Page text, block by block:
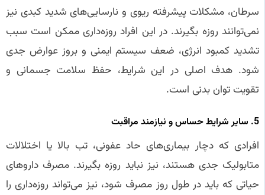
سرطان، مشکلات پیشرفته ریوی و نارسایی‌های شدید کبدی نیز
نمی‌توانند روزه بگیرند. در این افراد روزه‌داری ممکن است سبب
تشدید کمبود انرژی، ضعف سیستم ایمنی و بروز عوارض جدی
شود. هدف اصلی در این شرایط، حفظ سلامت جسمانی و
تقویت توان بدنی است.
5. سایر شرایط حساس و نیازمند مراقبت
افرادی که دچار بیماری‌های حاد عفونی، تب بالا یا اختلالات
متابولیک جدی هستند، نیز نباید روزه بگیرند. مصرف داروهای
حیاتی که باید در طول روز مصرف شود، نیز می‌تواند روزه‌داری را